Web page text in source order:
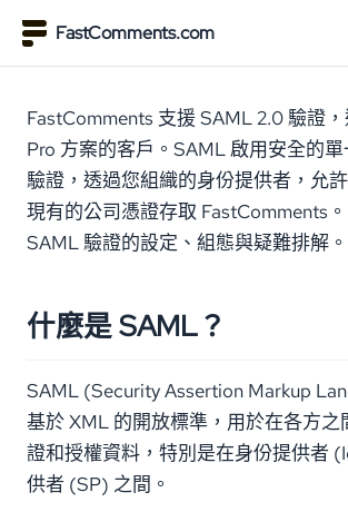
FastComments.com
FastComments 支援 SAML 2.0 驗證
Pro 方案的客戶。SAML 啟用安全的
驗證，透過您組織的身份提供者，允
現有的公司憑證存取 FastComments
SAML 驗證的設定、組態與疑難排解。
什麼是 SAML？
SAML (Security Assertion Markup
基於 XML 的開放標準，用於在各方之
證和授權資料，特別是在身份提供者
供者 (SP) 之間。